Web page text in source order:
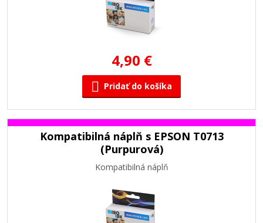
4,90 €
Pridať do košíka
Kompatibilná náplň s EPSON T0713
(Purpurová)
Kompatibilná náplň